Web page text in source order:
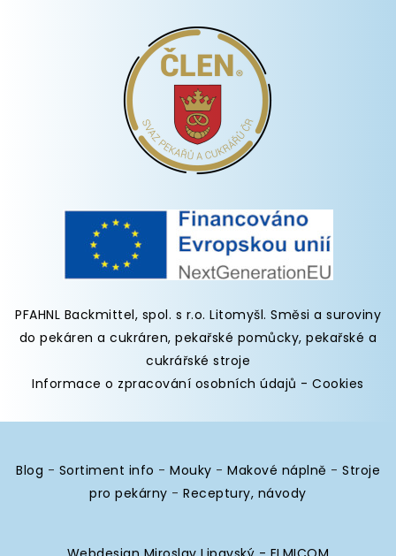
PFAHNL Backmittel, spol. s r.o. Litomyšl. Směsi a suroviny
do pekáren a cukráren,pekařské pomůcky,pekařské a
cukrářské stroje
Informace o zpracování osobních údajů -Cookies
Blog - Sortiment info - Mouky - Makové náplně - Stroje
pro pekárny -Receptury, návody